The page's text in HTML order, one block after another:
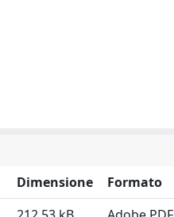
Dimensione
Formato